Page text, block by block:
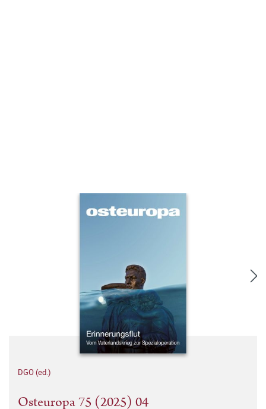
DGO (ed.)
Osteuropa 75 (2025) 04